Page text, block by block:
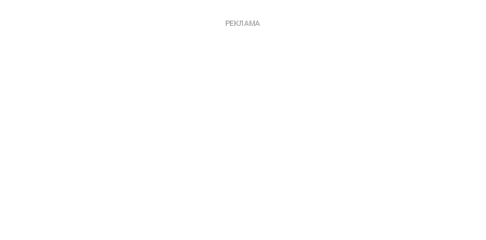
РЕКЛАМА